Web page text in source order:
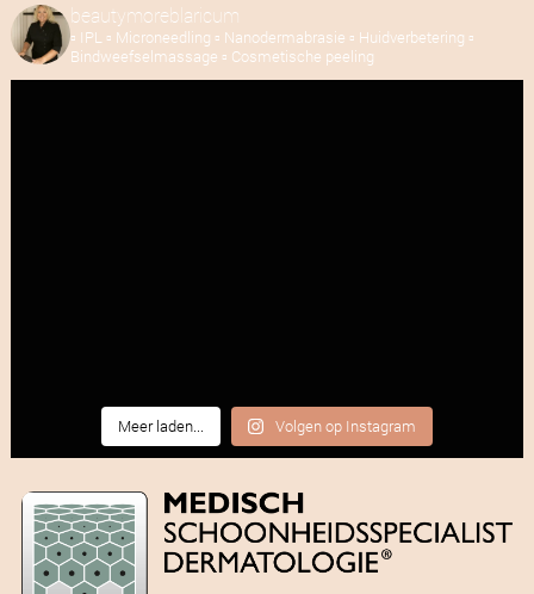
beautymoreblaricum
▫️ IPL▫️ Microneedling ▫️ Nanodermabrasie ▫️ Huidverbetering ▫️
Bindweefselmassage ▫️ Cosmetische peeling
Meer laden... Volgen op Instagram